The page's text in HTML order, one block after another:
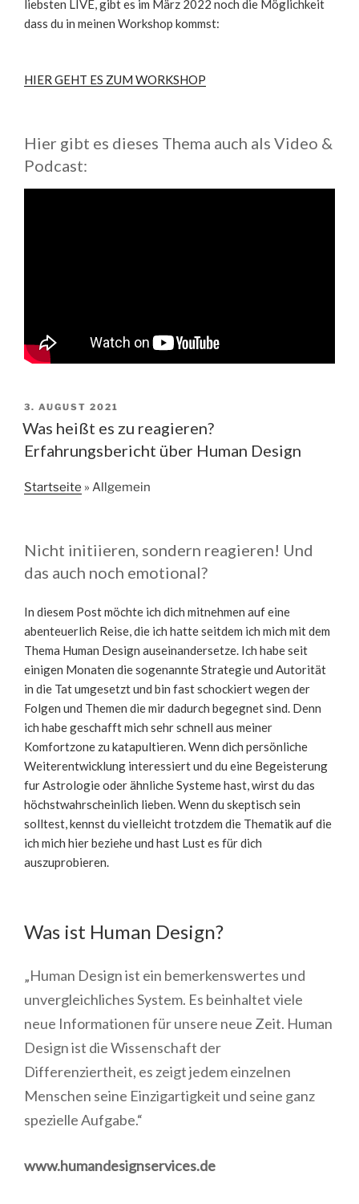
liebsten LIVE, gibt es im März 2022 noch die Möglichkeit
dass du in meinen Workshop kommst:
HIER GEHT ES ZUM WORKSHOP
Hier gibt es dieses Thema auch als Video &
Podcast:
VERÖFFENTLICHT
AM
3. AUGUST 2021
Was heißt es zu reagieren?
Erfahrungsbericht über Human Design
Startseite » Allgemein
Nicht initiieren, sondern reagieren! Und
das auch noch emotional?
In diesem Post möchte ich dich mitnehmen auf eine
abenteuerlich Reise, die ich hatte seitdem ich mich mit dem
Thema Human Design auseinandersetze. Ich habe seit
einigen Monaten die sogenannte Strategie und Autorität
in die Tat umgesetzt und bin fast schockiert wegen der
Folgen und Themen die mir dadurch begegnet sind. Denn
ich habe geschafft mich sehr schnell aus meiner
Komfortzone zu katapultieren. Wenn dich persönliche
Weiterentwicklung interessiert und du eine Begeisterung
fur Astrologie oder ähnliche Systeme hast, wirst du das
höchstwahrscheinlich lieben. Wenn du skeptisch sein
solltest, kennst du vielleicht trotzdem die Thematik auf die
ich mich hier beziehe und hast Lust es für dich
auszuprobieren.
Was ist Human Design?
„Human Design ist ein bemerkenswertes und
unvergleichliches System. Es beinhaltet viele
neue Informationen für unsere neue Zeit. Human
Design ist die Wissenschaft der
Differenziertheit, es zeigt jedem einzelnen
Menschen seine Einzigartigkeit und seine ganz
spezielle Aufgabe.“
www.humandesignservices.de